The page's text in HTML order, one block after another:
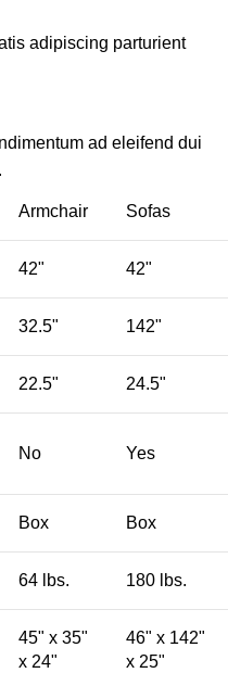
adipiscing parturient
ad eleifend dui
Armchair Sofas
42" 42"
32.5" 142"
22.5" 24.5"
No Yes
Box Box
64 lbs. 180 lbs.
45" x 35"
x 24"
46" x 142"
x 25"